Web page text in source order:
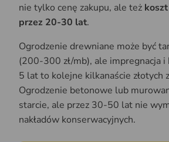
nie tylko cenę zakupu, ale też
przez 20-30 lat.
Ogrodzenie drewniane może być
(200-300 zł/mb), ale impregnacja i
5 lat to kolejne kilkanaście złotych
Ogrodzenie betonowe lub
starcie, ale przez 30-50 lat nie
nakładów konserwacyjnych.